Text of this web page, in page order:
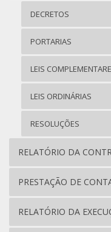
DECRETOS
PORTARIAS
LEIS
LEIS ORDINÁRIAS
RESOLUÇÕES
RELATÓRIO DA
PRESTAÇÃO DE
RELATÓRIO DA